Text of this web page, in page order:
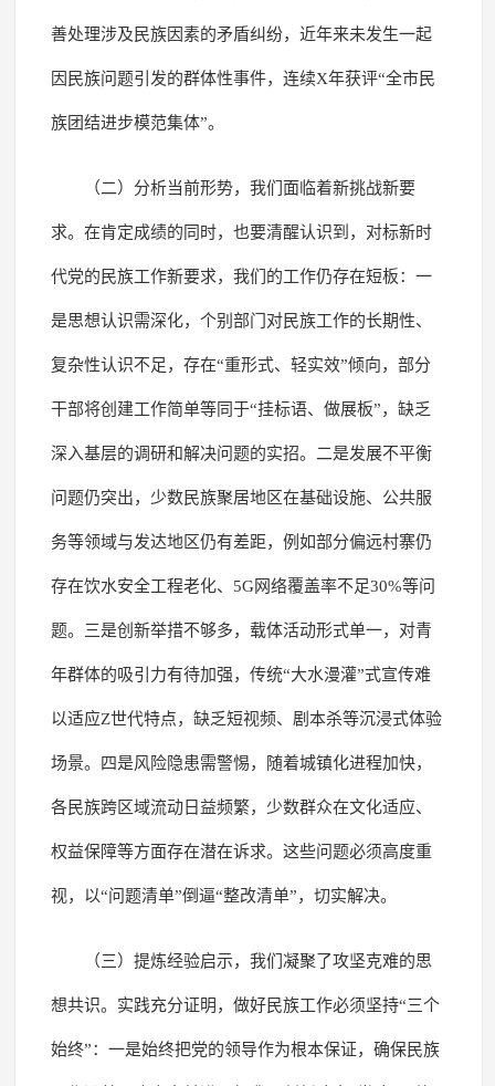
善处理涉及民族因素的矛盾纠纷，近年来未发生一起
因民族问题引发的群体性事件，连续X年获评“全市民
族团结进步模范集体”。
（二）分析当前形势，我们面临着新挑战新要
求。在肯定成绩的同时，也要清醒认识到，对标新时
代党的民族工作新要求，我们的工作仍存在短板：一
是思想认识需深化，个别部门对民族工作的长期性、
复杂性认识不足，存在“重形式、轻实效”倾向，部分
干部将创建工作简单等同于“挂标语、做展板”，缺乏
深入基层的调研和解决问题的实招。二是发展不平衡
问题仍突出，少数民族聚居地区在基础设施、公共服
务等领域与发达地区仍有差距，例如部分偏远村寨仍
存在饮水安全工程老化、5G网络覆盖率不足30%等问
题。三是创新举措不够多，载体活动形式单一，对青
年群体的吸引力有待加强，传统“大水漫灌”式宣传难
以适应Z世代特点，缺乏短视频、剧本杀等沉浸式体验
场景。四是风险隐患需警惕，随着城镇化进程加快，
各民族跨区域流动日益频繁，少数群众在文化适应、
权益保障等方面存在潜在诉求。这些问题必须高度重
视，以“问题清单”倒逼“整改清单”，切实解决。
（三）提炼经验启示，我们凝聚了攻坚克难的思
想共识。实践充分证明，做好民族工作必须坚持“三个
始终”：一是始终把党的领导作为根本保证，确保民族